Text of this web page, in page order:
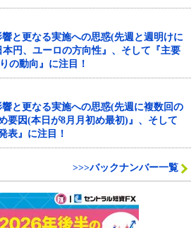
と更なる実施への思惑(先週と週明けに
円、ユーロの方向性』、そして『主要
の動向』に注目！
と更なる実施への思惑(先週に複数回の
要因(本日が8月月初め最初)』、そして
表』に注目！
>>>バックナンバー一覧